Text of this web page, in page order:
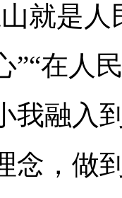
就是
”“在人
我融入
念，做